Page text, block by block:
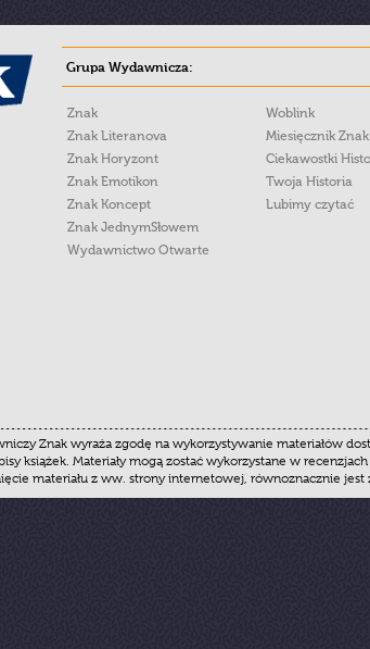
Grupa Wydawnicza:
Znak
Znak Literanova
Znak Horyzont
Znak Emotikon
Znak Koncept
Znak JednymSłowem
Wydawnictwo Otwarte
Woblink
Miesięcznik Znak
Ciekawostki
Twoja Historia
Lubimy czytać
Znak wyraża zgodę na wykorzystywanie materiałów
książek. Materiały mogą zostać wykorzystane w
materiału z ww. strony internetowej, równoznacznie